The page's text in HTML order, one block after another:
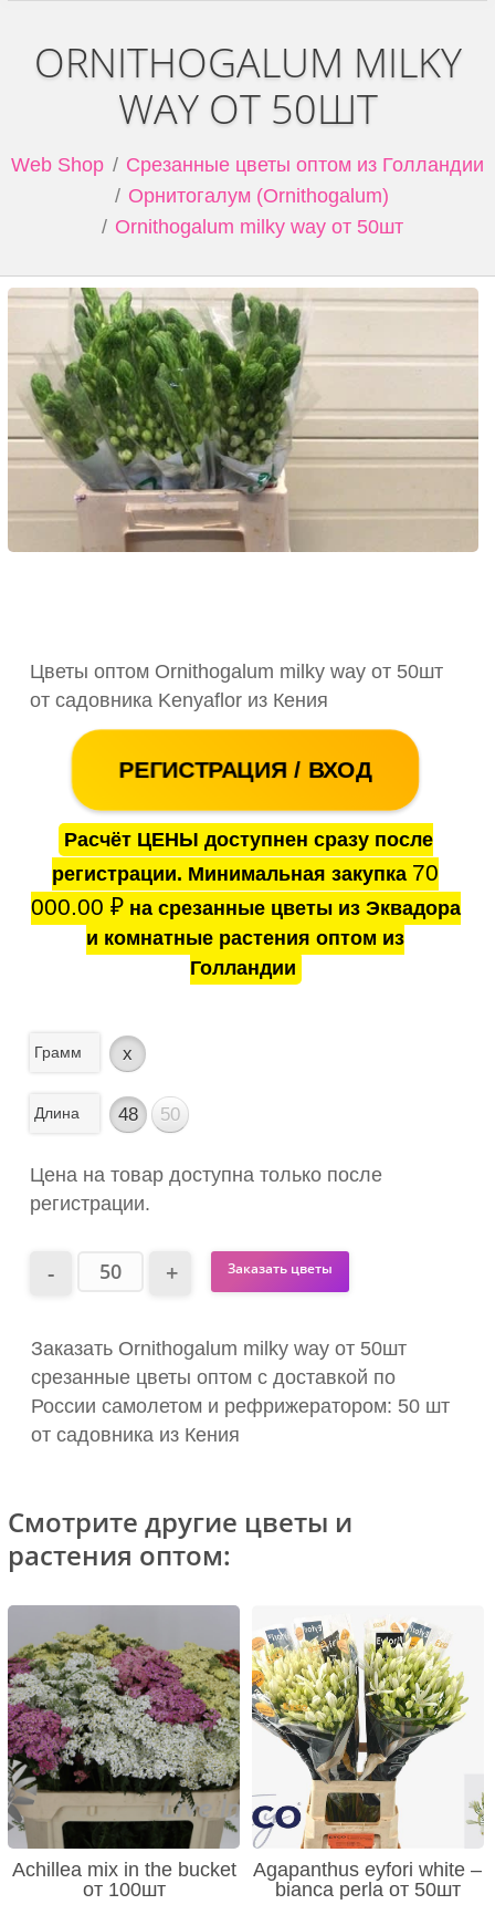
ORNITHOGALUM MILKY
WAY ОТ 50ШТ
Web Shop
Срезанные цветы оптом из Голландии
Орнитогалум (Ornithogalum)
Ornithogalum milky way от 50шт
Цветы оптом Ornithogalum milky way от 50шт
от садовника Kenyaflor из Кения
РЕГИСТРАЦИЯ / ВХОД
Расчёт ЦЕНЫ доступнен сразу после
регистрации. Минимальная закупка 70
000.00 ₽на срезанные цветы из Эквадора
и комнатные растения оптом из
Голландии
Грамм x
Длина 48 50
Цена на товар доступна только после
регистрации.
Заказать цветы
Заказать Ornithogalum milky way от 50шт
срезанные цветы оптом с доставкой по
России самолетом и рефрижератором: 50 шт
от садовника из Кения
Смотрите другие цветы и
растения оптом:
Achillea mix in the bucket
от 100шт
Agapanthus eyfori white –
bianca perla от 50шт